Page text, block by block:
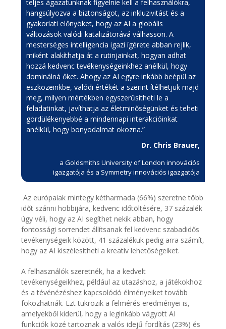
teljes ágazatunknak figyelnie kell a felhasználókra,
hangsúlyozva a biztonságot, az inkluzivitást és a
gyakorlati előnyöket, hogy az AI a globális
változások valódi katalizátorává válhasson. A
mesterséges intelligencia igazi ígérete abban rejlik,
miként alakíthatja át a rutinjainkat, hogyan adhat
hozzá kedvenc tevékenységeinkhez anélkül, hogy
dominálná őket. Ahogy az AI egyre inkább beépül az
eszközeinkbe, valódi értékét a szerint ítélhetjük majd
meg, milyen mértékben egyszerűsítheti le a
feladatinkat, javíthatja az életminőségünket és teheti
gördülékenyebbé a mindennapi interakcióinkat
anélkül, hogy bonyodalmat okozna.”
Dr. Chris Brauer,
a Goldsmiths University of London innovációs
igazgatója és a Symmetry innovációs igazgatója
Az európaiak mintegy kétharmada (66%) szeretne több
időt szánni hobbijára, kedvenc időtöltésére, 37 százalék
úgy véli, hogy az AI segíthet nekik abban, hogy
fontossági sorrendet állítsanak fel kedvenc szabadidős
tevékenységeik között, 41 százalékuk pedig arra számít,
hogy az AI kiszélesítheti a kreatív lehetőségeiket.
A felhasználók szeretnék, ha a kedvelt
tevékenységeikhez, például az utazáshoz, a játékokhoz
és a tévénézéshez kapcsolódó élményeiket tovább
fokozhatnák. Ezt tükrözik a felmérés eredményei is,
amelyekből kiderül, hogy a leginkább vágyott AI
funkciók közé tartoznak a valós idejű fordítás (23%) és